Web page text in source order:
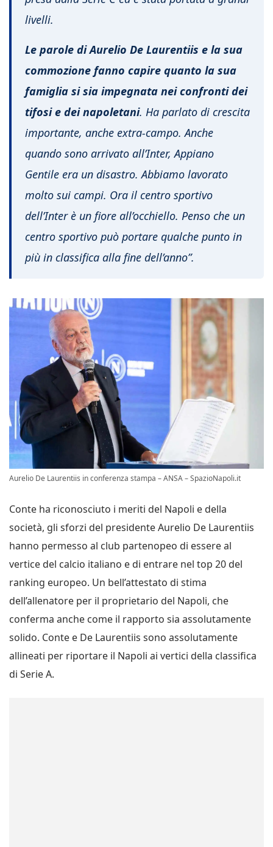
livelli.
Le parole di Aurelio De Laurentiis e la sua
commozione fanno capire quanto la sua
famiglia si sia impegnata nei confronti dei
tifosi e dei napoletani. Ha parlato di crescita
importante, anche extra-campo. Anche
quando sono arrivato all’Inter, Appiano
Gentile era un disastro. Abbiamo lavorato
molto sui campi. Ora il centro sportivo
dell’Inter è un fiore all’occhiello. Penso che un
centro sportivo può portare qualche punto in
più in classifica alla fine dell’anno”.
Aurelio De Laurentiis in conferenza stampa – ANSA – SpazioNapoli.it
Conte ha riconosciuto i meriti del Napoli e della
società, gli sforzi del presidente Aurelio De Laurentiis
hanno permesso al club partenopeo di essere al
vertice del calcio italiano e di entrare nel top 20 del
ranking europeo. Un bell’attestato di stima
dell’allenatore per il proprietario del Napoli, che
conferma anche come il rapporto sia assolutamente
solido. Conte e De Laurentiis sono assolutamente
allineati per riportare il Napoli ai vertici della classifica
di Serie A.